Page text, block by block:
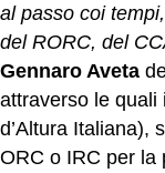
al passo coi
del RORC, del
Gennaro Aveta
attraverso le quali
d’Altura Italiana),
ORC o IRC per la